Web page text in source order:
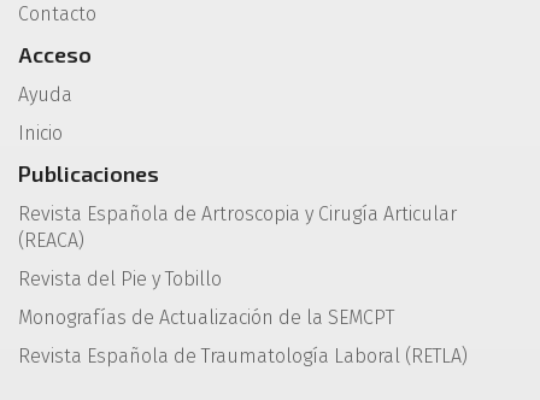
Contacto
Acceso
Ayuda
Inicio
Publicaciones
Revista Española de Artroscopia y Cirugía Articular
(REACA)
Revista del Pie y Tobillo
Monografías de Actualización de la SEMCPT
Revista Española de Traumatología Laboral (RETLA)